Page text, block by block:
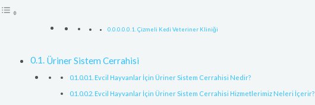
Çizmeli Kedi Veteriner Kliniği
Üriner Sistem Cerrahisi
Evcil Hayvanlar İçin Üriner Sistem Cerrahisi Nedir?
Evcil Hayvanlar İçin Üriner Sistem Cerrahisi Hizmetlerimiz Neleri İçerir?